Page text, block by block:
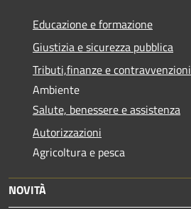
Educazione e formazione
Giustizia e sicurezza pubblica
Tributi,finanze e contravvenzioni
Ambiente
Salute, benessere e assistenza
Autorizzazioni
Agricoltura e pesca
NOVITÀ